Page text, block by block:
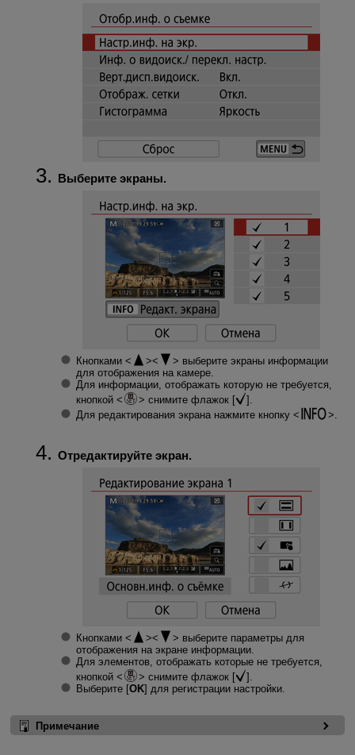
Выберите экраны.
Кнопками
выберите экраны информации
для отображения на камере.
Для информации, отображать которую не требуется,
кнопкой
снимите флажок [
].
Для редактирования экрана нажмите кнопку
.
Отредактируйте экран.
Кнопками
выберите параметры для
отображения на экране информации.
Для элементов, отображать которые не требуется,
кнопкой
снимите флажок [
].
Выберите [OK] для регистрации настройки.
Примечание